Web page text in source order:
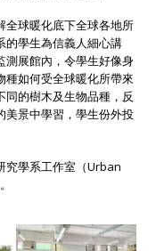
全球暖化底下全球各地所
的學生為信義人細心講
測展館內，令學生好像身
種如何受全球暖化所帶來
的樹木及生物品種，反
美景中學習，學生份外投
究學系工作室（Urban